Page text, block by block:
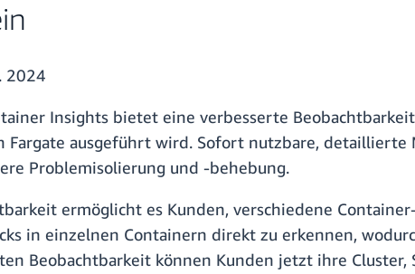
2024
Insights bietet eine verbesserte
Fargate ausgeführt wird. Sofort nutzbare,
Problemisolierung und -behebung.
ermöglicht es Kunden, verschiedene
in einzelnen Containern direkt zu erkennen,
Beobachtbarkeit können Kunden jetzt ihre Cluster,